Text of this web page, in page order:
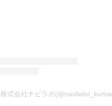
株式会社ナビラボ